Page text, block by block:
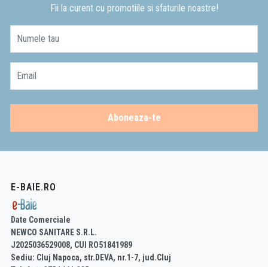
Fii la curent cu promotiile si sfaturile noastre!
Numele tau
Email
Aboneaza-te
E-BAIE.RO
Date Comerciale
NEWCO SANITARE S.R.L.
J2025036529008, CUI RO51841989
Sediu: Cluj Napoca, str.DEVA, nr.1-7, jud.Cluj